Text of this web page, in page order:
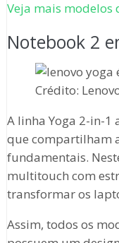
Veja mais modelos
Notebook 2
Crédito:
A linha Yoga 2-in-1
que compartilham
fundamentais.
multitouch com
transformar os
Assim, todos os